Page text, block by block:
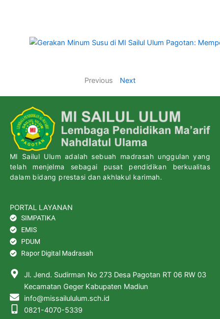
Previous Next
MI Sailul Ulum adalah sebuah madrasah unggulan yang
telah menjelma sebagai pusat pendidikan berkualitas
dalam bidang prestasi dan akhlakul karimah.
PORTAL LAYANAN
SIMPATIKA
EMIS
PDUM
Rapor Digital Madrasah
Jl. Jend. Sudirman No 273 Desa Pagotan RT 06 RW 03
Kecamatan Geger Kabupaten Madiun
info@missailululum.sch.id
0821-4070-5339